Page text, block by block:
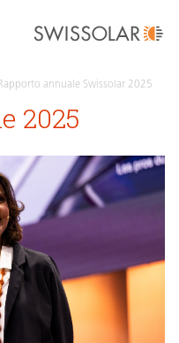
Rapporto annuale Swissolar 2025
2025